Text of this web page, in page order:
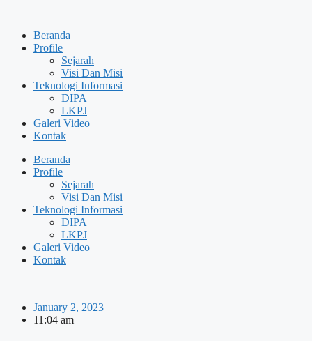
contentBeranda
Profile
Sejarah
Visi Dan Misi
Teknologi Informasi
DIPA
LKPJ
Galeri Video
Kontak
Beranda
Profile
Sejarah
Visi Dan Misi
Teknologi Informasi
DIPA
LKPJ
Galeri Video
Kontak
January 2, 2023
11:04 am